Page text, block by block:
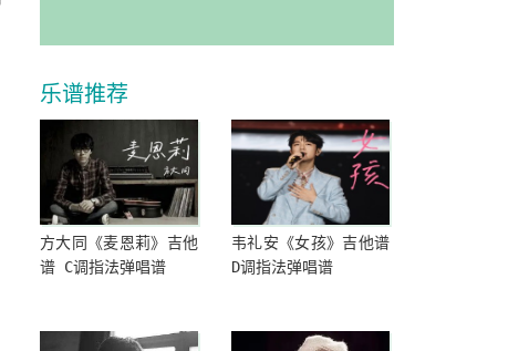
乐谱推荐
方大同《麦恩莉》吉他
谱 C调指法弹唱谱
韦礼安《女孩》吉他谱
D调指法弹唱谱